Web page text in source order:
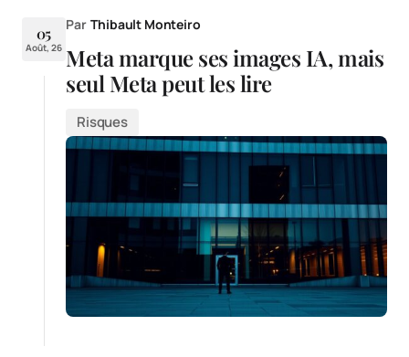
05
Août, 26
Par Thibault Monteiro
Meta marque ses images IA, mais
seul Meta peut les lire
Risques